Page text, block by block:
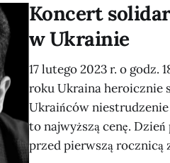
Koncert
w Ukrainie
17 lutego 2023 r. o godz.
roku Ukraina heroicznie
Ukraińców niestrudzenie
to najwyższą cenę.
przed pierwszą rocznicą